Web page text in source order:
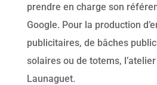
prendre en charge son
Google. Pour la production
publicitaires, de bâches
solaires ou de totems,
Launaguet.